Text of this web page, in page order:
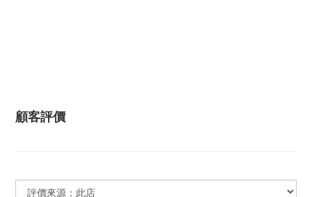
顧客評價